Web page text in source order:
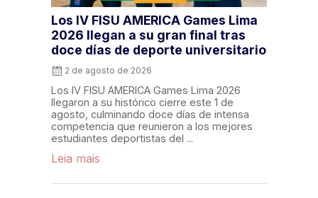
Los IV FISU AMERICA Games Lima
2026 llegan a su gran final tras
doce días de deporte universitario
2 de agosto de 2026
Los IV FISU AMERICA Games Lima 2026
llegaron a su histórico cierre este 1 de
agosto, culminando doce días de intensa
competencia que reunieron a los mejores
estudiantes deportistas del ...
Leia mais